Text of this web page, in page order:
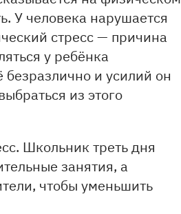
У человека нарушается
стресс — причина
у ребёнка
и усилий он
из этого
Школьник треть дня
занятия, а
чтобы уменьшить